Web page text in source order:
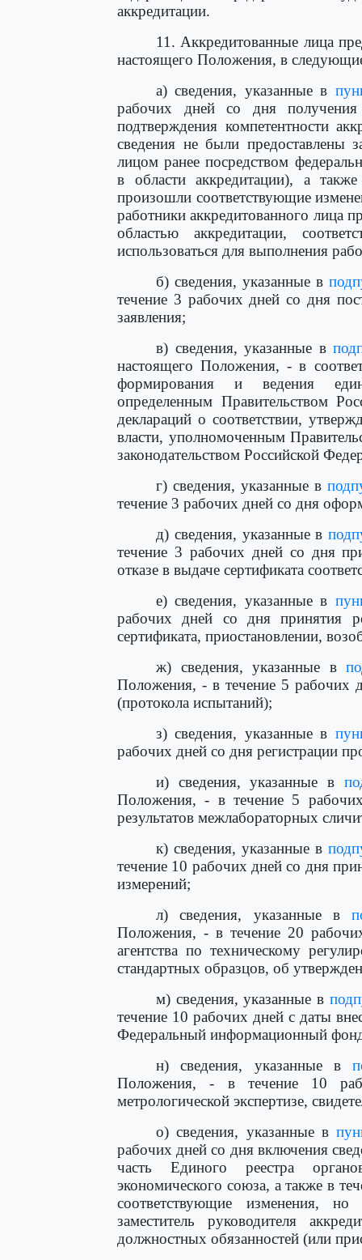
аккредитации.
11. Аккредитованные лица
настоящего Положения, в
а) сведения, указанные в
рабочих дней со дня получения
подтверждения компетентности
сведения не были предоставлены
лицом ранее посредством
в области аккредитации), а
произошли соответствующие
работники аккредитованного лица
областью аккредитации,
использоваться для выполнения
б) сведения, указанные в
течение 3 рабочих дней со дня
заявления;
в) сведения, указанные в
настоящего Положения, - в
формирования и ведения
определенным Правительством
деклараций о соответствии,
власти, уполномоченным
законодательством Российской
г) сведения, указанные в
течение 3 рабочих дней со дня
д) сведения, указанные в
течение 3 рабочих дней со дня
отказе в выдаче сертификата
е) сведения, указанные в
рабочих дней со дня принятия
сертификата, приостановлении,
ж) сведения, указанные в
Положения, - в течение 5 рабочих
(протокола испытаний);
з) сведения, указанные в
рабочих дней со дня регистрации
и) сведения, указанные в
Положения, - в течение 5
результатов межлабораторных
к) сведения, указанные в
течение 10 рабочих дней со дня
измерений;
л) сведения, указанные в
Положения, - в течение 20
агентства по техническому
стандартных образцов, об
м) сведения, указанные в
течение 10 рабочих дней с даты
Федеральный информационный
н) сведения, указанные в
Положения, - в течение 10
метрологической экспертизе,
о) сведения, указанные в
рабочих дней со дня включения
часть Единого реестра
экономического союза, а также в
соответствующие изменения,
заместитель руководителя
должностных обязанностей (или